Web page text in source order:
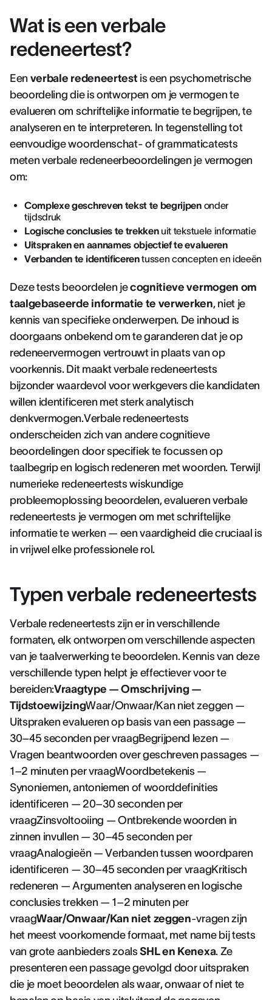
Wat is een verbale
redeneertest?
Een verbale redeneertest is een psychometrische
beoordeling die is ontworpen om je vermogen te
evalueren om schriftelijke informatie te begrijpen, te
analyseren en te interpreteren. In tegenstelling tot
eenvoudige woordenschat- of grammaticatests
meten verbale redeneerbeoordelingen je vermogen
om:
Complexe geschreven tekst te begrijpenonder
tijdsdruk
Logische conclusies te trekkenuit tekstuele informatie
Uitspraken en aannames objectief te evalueren
Verbanden te identificerentussen concepten en ideeën
Deze tests beoordelen jecognitieve vermogen om
taalgebaseerde informatie te verwerken, niet je
kennis van specifieke onderwerpen. De inhoud is
doorgaans onbekend om te garanderen dat je op
redeneervermogen vertrouwt in plaats van op
voorkennis. Dit maakt verbale redeneertests
bijzonder waardevol voor werkgevers die kandidaten
willen identificeren met sterk analytisch
denkvermogen.Verbale redeneertests
onderscheiden zich van andere cognitieve
beoordelingen door specifiek te focussen op
taalbegrip en logisch redeneren met woorden. Terwijl
numerieke redeneertests wiskundige
probleemoplossing beoordelen, evalueren verbale
redeneertests je vermogen om met schriftelijke
informatie te werken — een vaardigheid die cruciaal is
in vrijwel elke professionele rol.
Typen verbale redeneertests
Verbale redeneertests zijn er in verschillende
formaten, elk ontworpen om verschillende aspecten
van je taalverwerking te beoordelen. Kennis van deze
verschillende typen helpt je effectiever voor te
bereiden:Vraagtype — Omschrijving —
TijdstoewijzingWaar/Onwaar/Kan niet zeggen —
Uitspraken evalueren op basis van een passage —
30–45 seconden per vraagBegrijpend lezen —
Vragen beantwoorden over geschreven passages —
1–2 minuten per vraagWoordbetekenis —
Synoniemen, antoniemen of woorddefinities
identificeren — 20–30 seconden per
vraagZinsvoltooiing — Ontbrekende woorden in
zinnen invullen — 30–45 seconden per
vraagAnalogieën — Verbanden tussen woordparen
identificeren — 30–45 seconden per vraagKritisch
redeneren — Argumenten analyseren en logische
conclusies trekken — 1–2 minuten per
vraagWaar/Onwaar/Kan niet zeggen-vragen zijn
het meest voorkomende formaat, met name bij tests
van grote aanbieders zoalsSHL en Kenexa. Ze
presenteren een passage gevolgd door uitspraken
die je moet beoordelen als waar, onwaar of niet te